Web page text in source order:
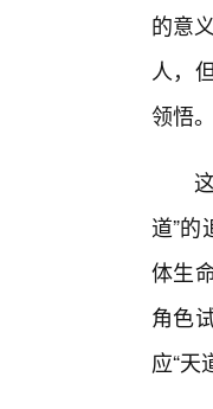
的意
人，
领悟。
道”的
体生
角色
应“天